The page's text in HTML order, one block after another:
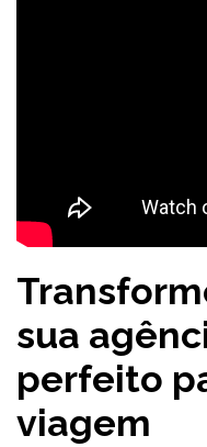
sua
perfeito
viagem